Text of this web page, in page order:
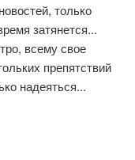
только
затянется...
всему свое
препятствий
надеяться...